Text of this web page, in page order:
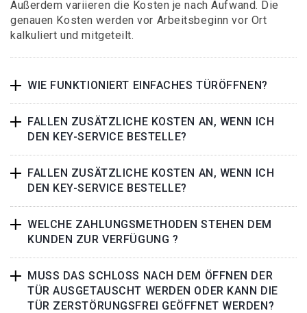
Außerdem variieren die Kosten je nach Aufwand. Die
genauen Kosten werden vor Arbeitsbeginn vor Ort
kalkuliert und mitgeteilt.
WIE FUNKTIONIERT EINFACHES TÜRÖFFNEN?
FALLEN ZUSÄTZLICHE KOSTEN AN, WENN ICH
DEN KEY-SERVICE BESTELLE?
FALLEN ZUSÄTZLICHE KOSTEN AN, WENN ICH
DEN KEY-SERVICE BESTELLE?
WELCHE ZAHLUNGSMETHODEN STEHEN DEM
KUNDEN ZUR VERFÜGUNG ?
MUSS DAS SCHLOSS NACH DEM ÖFFNEN DER
TÜR AUSGETAUSCHT WERDEN ODER KANN DIE
TÜR ZERSTÖRUNGSFREI GEÖFFNET WERDEN?